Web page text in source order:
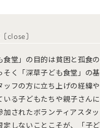
[ close ]
食堂」の目的は貧困と孤食
そく「深草子ども食堂」の
ッフの方に立ち上げの経緯
いる子どもたちや親子さん
加されたボランティアスタ
定しないことこそが、「子